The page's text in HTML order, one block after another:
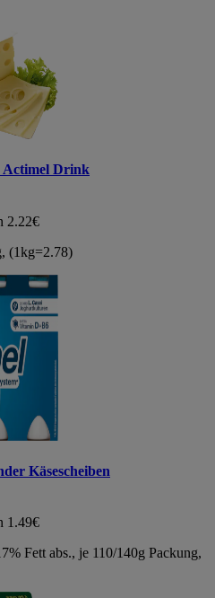
Actimel Drink
2.22€
(1kg=2.78)
Käsescheiben
1.49€
Fett abs., je 110/140g Packung,